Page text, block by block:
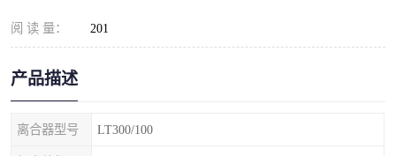
阅 读 量： 201
产品描述
离合器型号 LT300/100